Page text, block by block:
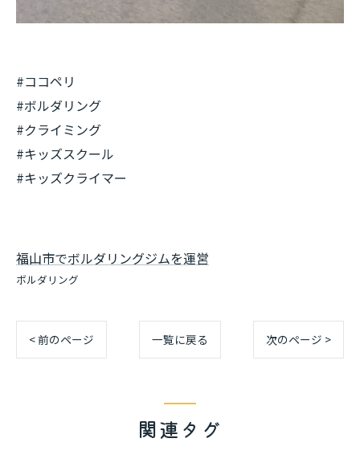
#ココペリ
#ボルダリング
#クライミング
#キッズスクール
#キッズクライマー
福山市でボルダリングジムを運営
ボルダリング
< 前のページ 一覧に戻る 次のページ >
関連タグ